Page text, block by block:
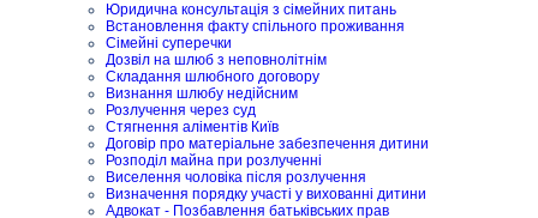
Юридична консультація з сімейних питань
Встановлення факту спільного проживання
Сімейні суперечки
Дозвіл на шлюб з неповнолітнім
Складання шлюбного договору
Визнання шлюбу недійсним
Розлучення через суд
Стягнення аліментів Київ
Договір про матеріальне забезпечення дитини
Розподіл майна при розлученні
Виселення чоловіка після розлучення
Визначення порядку участі у вихованні дитини
Адвокат - Позбавлення батьківських прав